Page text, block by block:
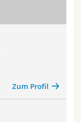
Zum Profil